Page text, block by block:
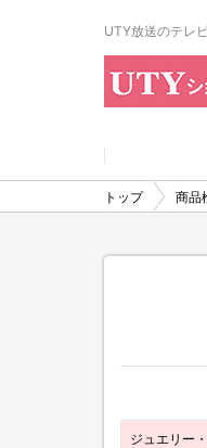
UTY放送のテレ
トップ 商品